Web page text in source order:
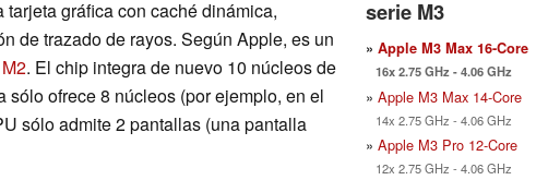
gráfica con caché dinámica,
de trazado de rayos. Según Apple, es un
. El chip integra de nuevo 10 núcleos de
sólo ofrece 8 núcleos (por ejemplo, en el
sólo admite 2 pantallas (una pantalla
serie M3
» Apple M3 Max 16-Core
16x 2.75 GHz - 4.06 GHz
» Apple M3 Max 14-Core
14x 2.75 GHz - 4.06 GHz
» Apple M3 Pro 12-Core
12x 2.75 GHz - 4.06 GHz